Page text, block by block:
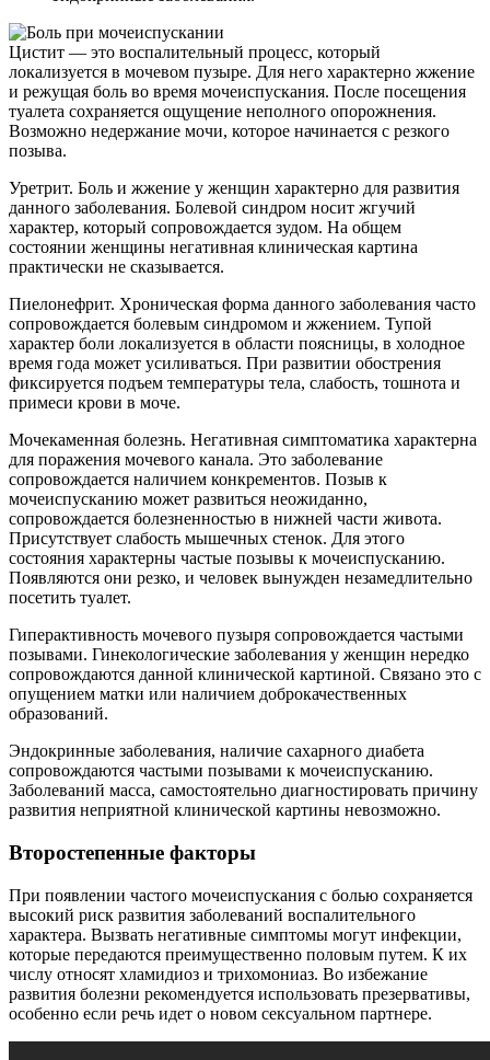
Цистит — это воспалительный процесс, который
локализуется в мочевом пузыре. Для него характерно жжение
и режущая боль во время мочеиспускания. После посещения
туалета сохраняется ощущение неполного опорожнения.
Возможно недержание мочи, которое начинается с резкого
позыва.
Уретрит. Боль и жжение у женщин характерно для развития
данного заболевания. Болевой синдром носит жгучий
характер, который сопровождается зудом. На общем
состоянии женщины негативная клиническая картина
практически не сказывается.
Пиелонефрит. Хроническая форма данного заболевания часто
сопровождается болевым синдромом и жжением. Тупой
характер боли локализуется в области поясницы, в холодное
время года может усиливаться. При развитии обострения
фиксируется подъем температуры тела, слабость, тошнота и
примеси крови в моче.
Мочекаменная болезнь. Негативная симптоматика характерна
для поражения мочевого канала. Это заболевание
сопровождается наличием конкрементов. Позыв к
мочеиспусканию может развиться неожиданно,
сопровождается болезненностью в нижней части живота.
Присутствует слабость мышечных стенок. Для этого
состояния характерны частые позывы к мочеиспусканию.
Появляются они резко, и человек вынужден незамедлительно
посетить туалет.
Гиперактивность мочевого пузыря сопровождается частыми
позывами. Гинекологические заболевания у женщин нередко
сопровождаются данной клинической картиной. Связано это с
опущением матки или наличием доброкачественных
образований.
Эндокринные заболевания, наличие сахарного диабета
сопровождаются частыми позывами к мочеиспусканию.
Заболеваний масса, самостоятельно диагностировать причину
развития неприятной клинической картины невозможно.
Второстепенные факторы
При появлении частого мочеиспускания с болью сохраняется
высокий риск развития заболеваний воспалительного
характера. Вызвать негативные симптомы могут инфекции,
которые передаются преимущественно половым путем. К их
числу относят хламидиоз и трихомониаз. Во избежание
развития болезни рекомендуется использовать презервативы,
особенно если речь идет о новом сексуальном партнере.